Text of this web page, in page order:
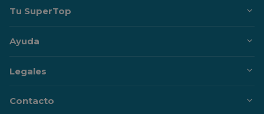
Tu SuperTop
Ayuda
Legales
Contacto